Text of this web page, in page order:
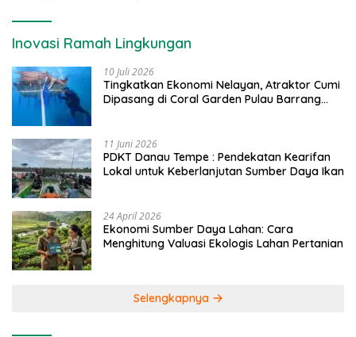
Inovasi Ramah Lingkungan
10 Juli 2026
Tingkatkan Ekonomi Nelayan, Atraktor Cumi
Dipasang di Coral Garden Pulau Barrang
11 Juni 2026
PDKT Danau Tempe : Pendekatan Kearifan
Lokal untuk Keberlanjutan Sumber Daya Ikan
24 April 2026
Ekonomi Sumber Daya Lahan: Cara
Menghitung Valuasi Ekologis Lahan Pertanian
Selengkapnya